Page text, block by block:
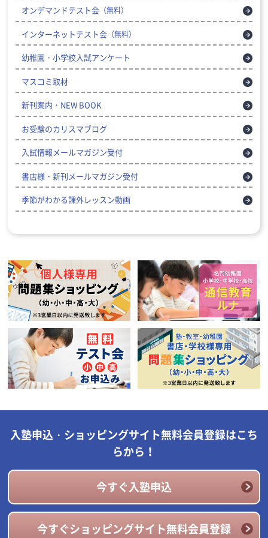
オンデマンドテスト会 （無料）
インターネットテスト会 （無料）
幼稚園・小学校入試アンケート
マスコミ取材
新刊案内・NEW BOOK
お受験のカリスマブログ
入試情報メールマガジン受付
書店様・新刊メールマガジン受付
季節がわかる課外レッスン動画
入塾申込・ショッピングサイト無料会員登録はこち
らから！
今すぐ入塾申込
今すぐショッピングサイト無料会員登録